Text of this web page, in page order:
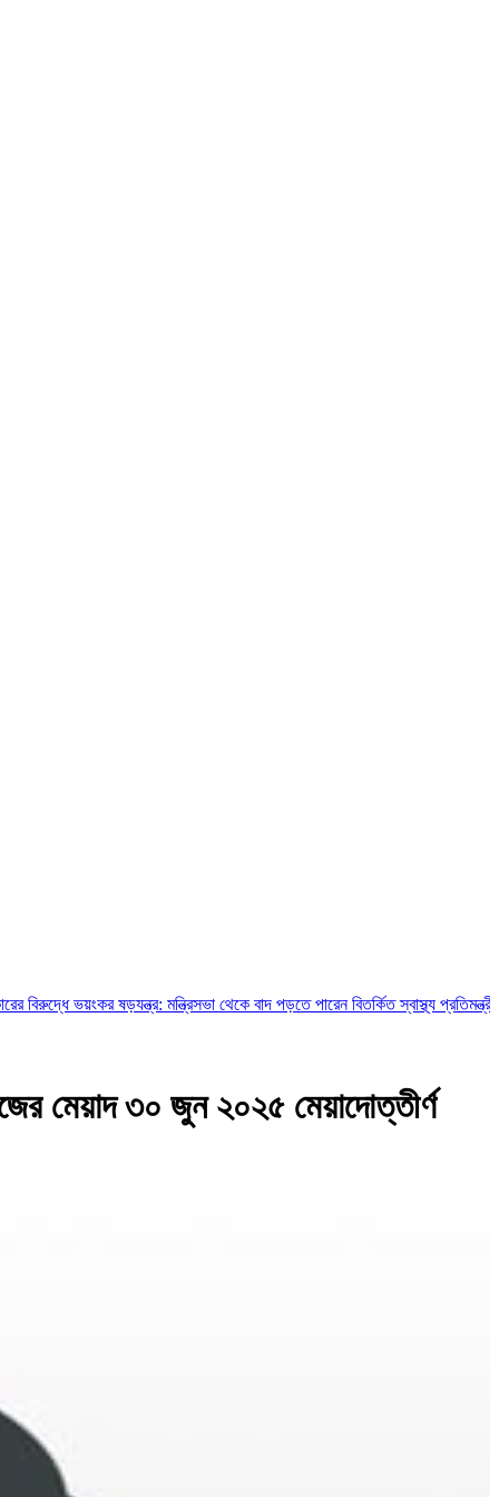
ভয়ংকর ষড়যন্ত্র: মন্ত্রিসভা থেকে বাদ পড়তে পারেন বিতর্কিত স্বাস্থ্য প্রতিমন্ত্রী ও
মেয়াদ ৩০ জুন ২০২৫ মেয়াদোত্তীর্ণ